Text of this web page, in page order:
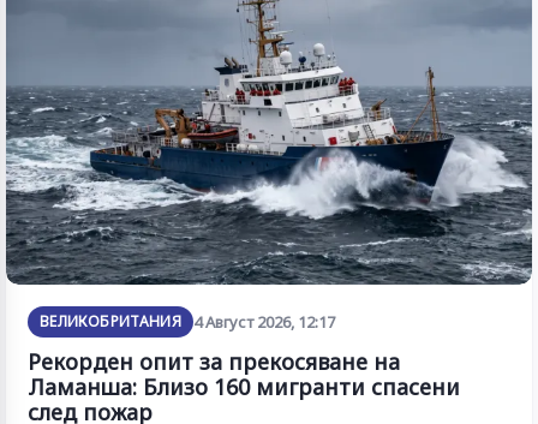
ВЕЛИКОБРИТАНИЯ 4 Август 2026, 12:17
Рекорден опит за прекосяване на
Ламанша: Близо 160 мигранти спасени
след пожар